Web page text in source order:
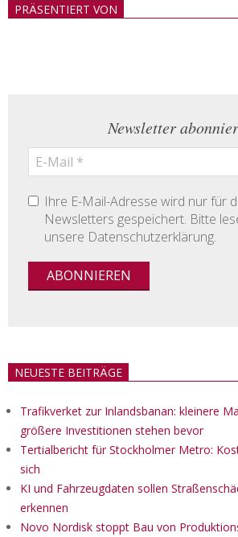
21PRÄSENTIERT VON
Newsletter
Ihre E-Mail-Adresse wird nur für
Newsletters gespeichert. Bitte
unsere Datenschutzerklärung.
NEUESTE BEITRÄGE
Trafikverket zur Inlandsbanan: kleinere
größere Investitionen stehen bevor
Tertialbericht für Stockholmer Metro:
sich
KI und Fahrzeugdaten sollen
erkennen
Novo Nordisk stoppt Bau von